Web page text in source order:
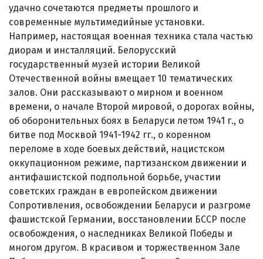
удачно сочетаются предметы прошлого и
современные мультимедийные установки.
Например, настоящая военная техника стала частью
диорам и инсталляций. Белорусский
государственный музей истории Великой
Отечественной войны вмещает 10 тематических
залов. Они рассказывают о мирном и военном
времени, о начале Второй мировой, о дорогах войны,
об оборонительных боях в Беларуси летом 1941 г., о
битве под Москвой 1941-1942 гг., о коренном
переломе в ходе боевых действий, нацистском
оккупационном режиме, партизанском движении и
антифашистской подпольной борьбе, участии
советских граждан в европейском движении
Сопротивления, освобождении Беларуси и разгроме
фашистской Германии, восстановлении БССР после
освобождения, о наследниках Великой Победы и
многом другом. В красивом и торжественном Зале